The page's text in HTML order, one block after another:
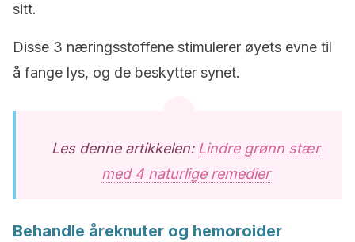
sitt.
Disse 3 næringsstoffene stimulerer øyets evne til
å fange lys, og de beskytter synet.
Les denne artikkelen: Lindre grønn stær
med 4 naturlige remedier
Behandle åreknuter og hemoroider